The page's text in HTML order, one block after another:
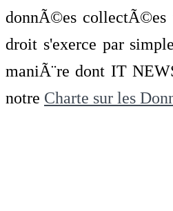
donnÃ©es collectÃ©es
droit s'exerce par
maniÃ¨re dont IT
notre Charte sur les